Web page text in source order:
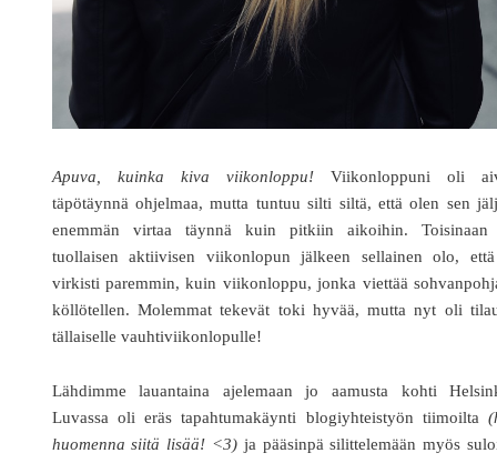
Apuva, kuinka kiva viikonloppu!Viikonloppuni oli
täpötäynnä ohjelmaa, mutta tuntuu silti siltä, että olen sen
enemmän virtaa täynnä kuin pitkiin aikoihin. Toisinaan
tuollaisen aktiivisen viikonlopun jälkeen sellainen olo,
virkisti paremmin, kuin viikonloppu, jonka viettää
köllötellen. Molemmat tekevät toki hyvää, mutta nyt oli
tällaiselle vauhtiviikonlopulle!
Lähdimme lauantaina ajelemaan jo aamusta kohti
Luvassa oli eräs tapahtumakäynti blogiyhteistyön tiimoilta
huomenna siitä lisää! <3) ja pääsinpä silittelemään myös